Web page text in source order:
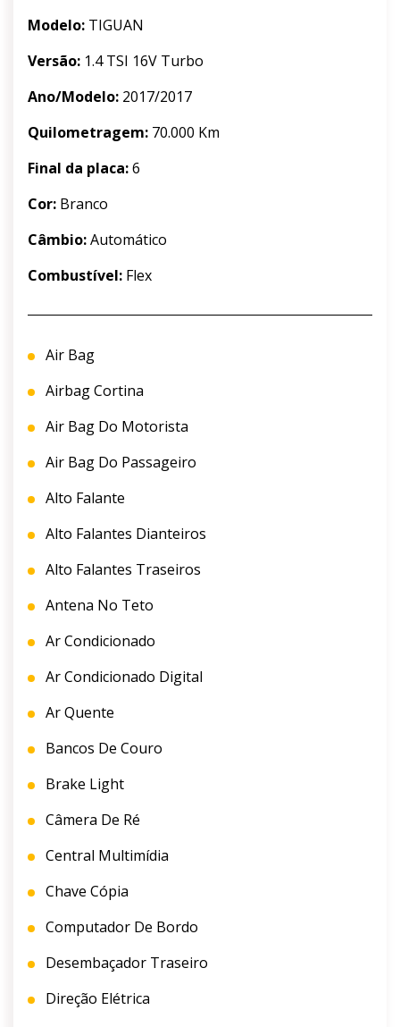
Modelo: TIGUAN
Versão: 1.4 TSI 16V Turbo
Ano/Modelo: 2017/2017
Quilometragem: 70.000 Km
Final da placa:6
Cor: Branco
Câmbio:Automático
Combustível: Flex
Air Bag
Airbag Cortina
Air Bag Do Motorista
Air Bag Do Passageiro
Alto Falante
Alto Falantes Dianteiros
Alto Falantes Traseiros
Antena No Teto
Ar Condicionado
Ar Condicionado Digital
Ar Quente
Bancos De Couro
Brake Light
Câmera De Ré
Central Multimídia
Chave Cópia
Computador De Bordo
Desembaçador Traseiro
Direção Elétrica